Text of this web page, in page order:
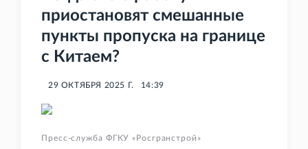
приостановят смешанные
пункты пропуска на границе
с Китаем?
29 ОКТЯБРЯ 2025 Г. 14:39
Пресс-служба ФГКУ «Росгранстрой»